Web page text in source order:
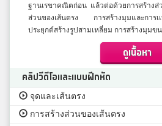
ฐานเรขาคณิตก่อน แล้วต่อด้วยการสร้างส่ว
ส่วนของเส้นตรง การสร้างมุมและการเ
ประยุกต์สร้างรูปสามเหลี่ยม การสร้างมุม
ดูเนื้อหา
คลิปวีดีโอและแบบฝึกหัด
จุดและเส้นตรง
การสร้างส่วนของเส้นตรง